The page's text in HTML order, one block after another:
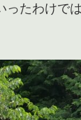
たわけで